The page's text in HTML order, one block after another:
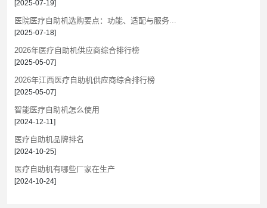
[2025-07-19]
医院医疗自助机选购要点：功能、适配与服务...
[2025-07-18]
2026年医疗自助机供应商综合排行榜
[2025-05-07]
2026年江西医疗自助机供应商综合排行榜
[2025-05-07]
智能医疗自助机怎么使用
[2024-12-11]
​医疗自助机品牌排名
[2024-10-25]
医疗自助机有哪些厂家在生产
[2024-10-24]